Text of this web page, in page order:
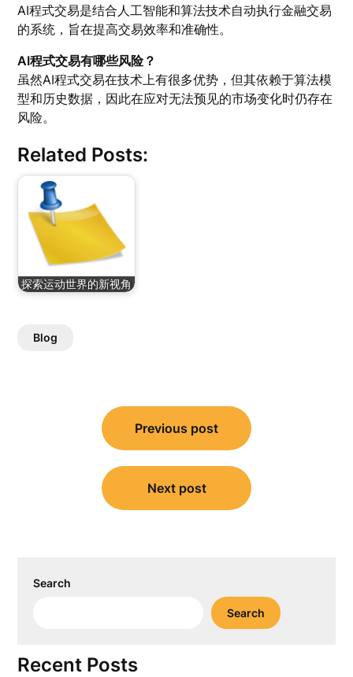
AI程式交易是结合人工智能和算法技术自动执行金融交易
的系统，旨在提高交易效率和准确性。
AI程式交易有哪些风险？
虽然AI程式交易在技术上有很多优势，但其依赖于算法模
型和历史数据，因此在应对无法预见的市场变化时仍存在
风险。
Related Posts:
探索运动世界的新视角
Blog
navigation
Previous post
Next post
Search
Search
Recent Posts